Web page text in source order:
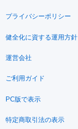
プライバシーポリシー
健全化に資する運用方針
運営会社
ご利用ガイド
PC版で表示
特定商取引法の表示